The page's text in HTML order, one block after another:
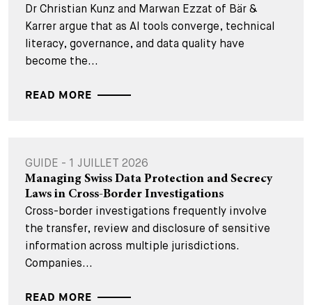
Dr Christian Kunz and Marwan Ezzat of Bär &
Karrer argue that as AI tools converge, technical
literacy, governance, and data quality have
become the...
READ MORE
GUIDE - 1 JUILLET 2026
Managing Swiss Data Protection and Secrecy
Laws in Cross-Border Investigations
Cross-border investigations frequently involve
the transfer, review and disclosure of sensitive
information across multiple jurisdictions.
Companies...
READ MORE